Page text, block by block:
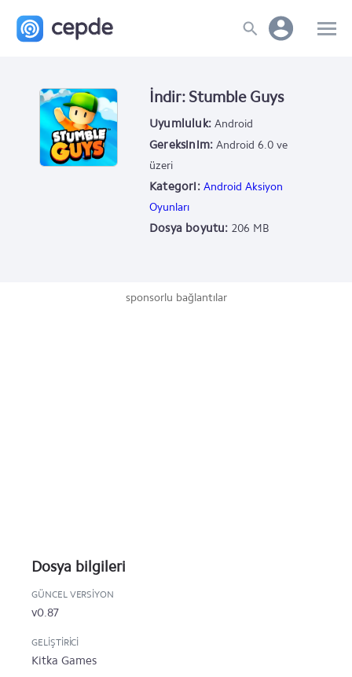
İndir: Stumble Guys
Uyumluluk: Android
Gereksinim: Android 6.0 ve
üzeri
Kategori: Android Aksiyon
Oyunları
Dosya boyutu: 206 MB
sponsorlu bağlantılar
Dosya bilgileri
GÜNCEL VERSIYON
v0.87
GELIŞTIRICI
Kitka Games